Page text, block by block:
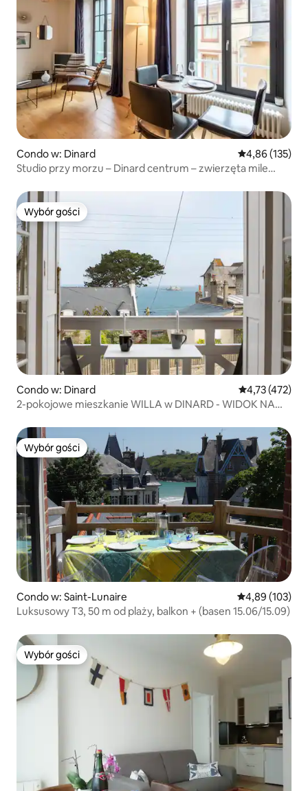
Condo w: Dinard Średnia
4,86 (135)
Studio przy morzu – Dinard centrum – zwierzęta mile
Wybór gości
Wybór gości
Condo w: Dinard Średnia
4,73 (472)
2-pokojowe mieszkanie WILLA w DINARD - WIDOK NA
Wybór gości
Wybór gości
Condo w: Saint-Lunaire Średnia
4,89 (103)
Luksusowy T3, 50 m od plaży, balkon + (basen 15.06/15.09)
Wybór gości
Wybór gości